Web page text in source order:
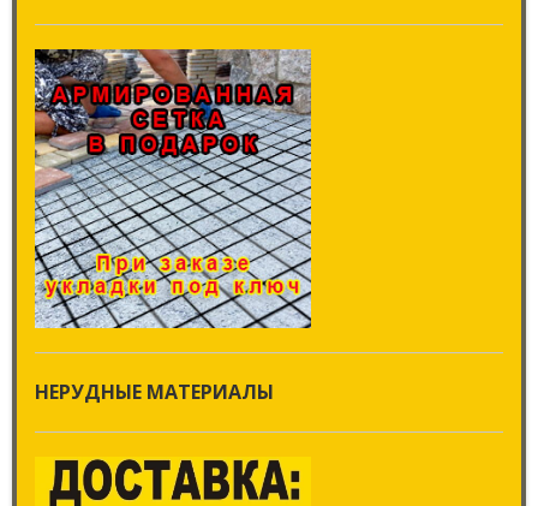
НЕРУДНЫЕ МАТЕРИАЛЫ